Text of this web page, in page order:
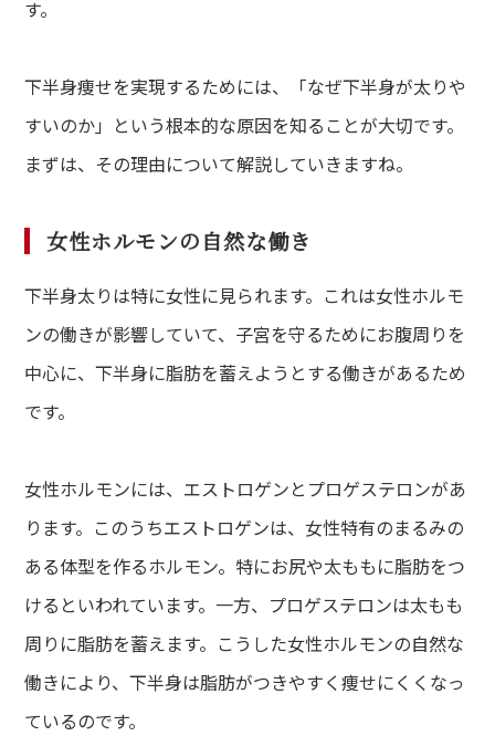
す。
下半身痩せを実現するためには、「なぜ下半身が太りや
すいのか」という根本的な原因を知ることが大切です。
まずは、その理由について解説していきますね。
女性ホルモンの自然な働き
下半身太りは特に女性に見られます。これは女性ホルモ
ンの働きが影響していて、子宮を守るためにお腹周りを
中心に、下半身に脂肪を蓄えようとする働きがあるため
です。
女性ホルモンには、エストロゲンとプロゲステロンがあ
ります。このうちエストロゲンは、女性特有のまるみの
ある体型を作るホルモン。特にお尻や太ももに脂肪をつ
けるといわれています。一方、プロゲステロンは太もも
周りに脂肪を蓄えます。こうした女性ホルモンの自然な
働きにより、下半身は脂肪がつきやすく痩せにくくなっ
ているのです。